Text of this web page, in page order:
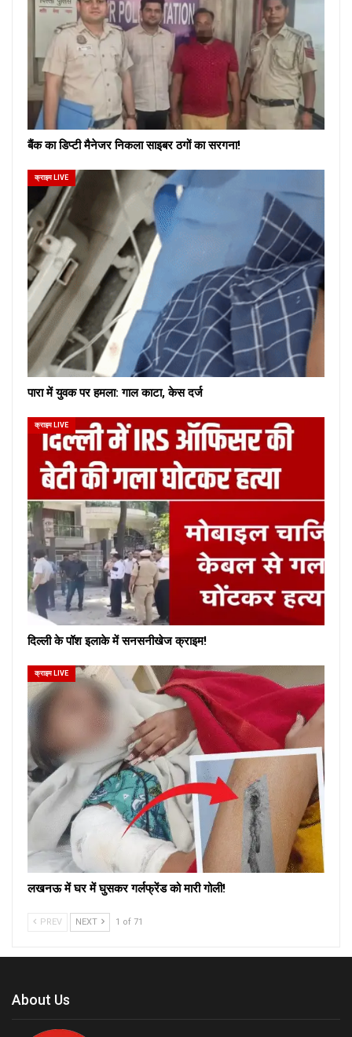
बैंक का डिप्टी मैनेजर निकला साइबर ठगों का सरगना!
क्राइम LIVE
पारा में युवक पर हमला: गाल काटा, केस दर्ज
क्राइम LIVE
दिल्ली के पॉश इलाके में सनसनीखेज क्राइम!
क्राइम LIVE
लखनऊ में घर में घुसकर गर्लफ्रेंड को मारी गोली!
PREV NEXT 1 of 71
About Us